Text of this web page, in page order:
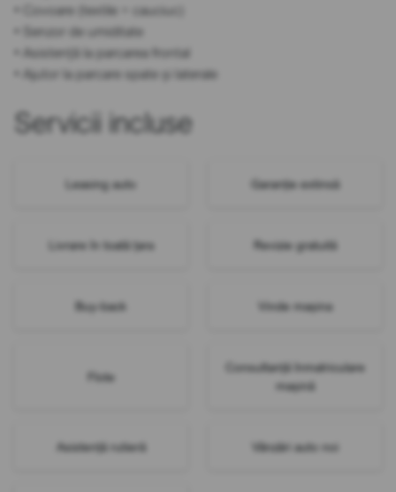
• Covoare (textile + cauciuc)
• Senzor de umiditate
• Asistență la parcarea frontal
• Ajutor la parcare spate și laterale
Servicii incluse
Leasing auto Garanție extinsă
Livrare în toată țara Revizie gratuită
Buy-back Vinde mașina
Flote
Consultanță înmatriculare
mașină
Asistență rutieră Vânzări auto noi